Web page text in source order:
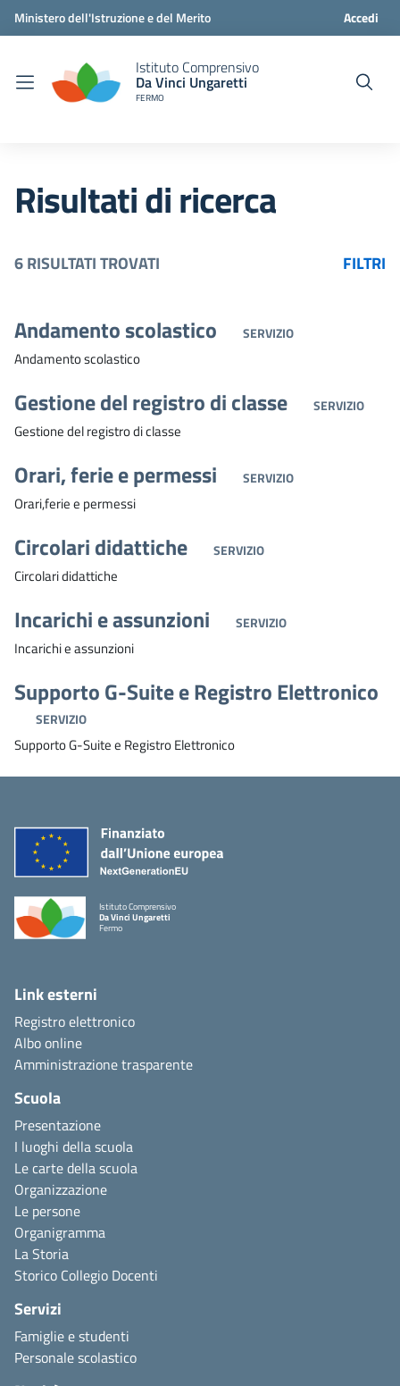
Ministero dell'Istruzione e del Merito Accedi
Istituto Comprensivo
Da Vinci Ungaretti
FERMO
Risultati di ricerca
6 RISULTATI TROVATI FILTRI
Andamento scolastico SERVIZIO
Andamento scolastico
Gestione del registro di classe SERVIZIO
Gestione del registro di classe
Orari, ferie e permessi SERVIZIO
Orari,ferie e permessi
Circolari didattiche SERVIZIO
Circolari didattiche
Incarichi e assunzioni SERVIZIO
Incarichi e assunzioni
Supporto G-Suite e Registro Elettronico
SERVIZIO
Supporto G-Suite e Registro Elettronico
Istituto Comprensivo
Da Vinci Ungaretti
Fermo
Link esterni
Registro elettronico
Albo online
Amministrazione trasparente
Scuola
Presentazione
I luoghi della scuola
Le carte della scuola
Organizzazione
Le persone
Organigramma
La Storia
Storico Collegio Docenti
Servizi
Famiglie e studenti
Personale scolastico